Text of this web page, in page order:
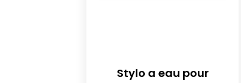
Stylo a eau pour